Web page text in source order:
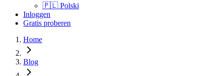
🇵🇱 Polski
Inloggen
Gratis proberen
Home
Blog